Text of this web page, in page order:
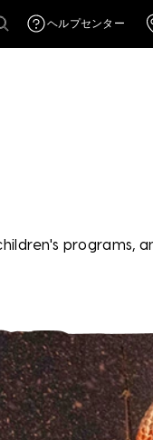
ヘルプセンター
programs,